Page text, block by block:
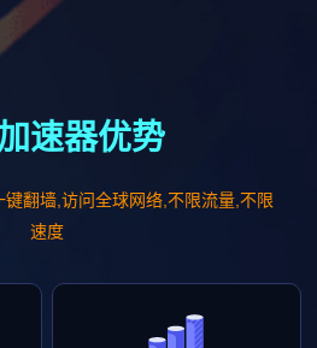
速器优势
翻墙,访问全球网络,不限流量,不限
速度